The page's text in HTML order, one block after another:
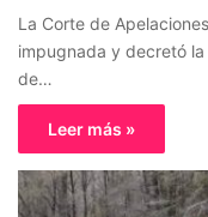
La Corte de
impugnada y decretó
de…
Leer más »